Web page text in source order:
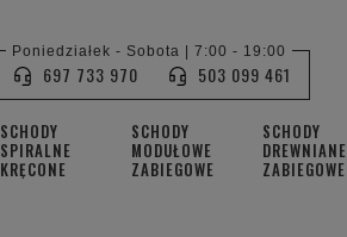
SCHODY
SPIRALNE
KRĘCONE
SCHODY
MODUŁOWE
ZABIEGOWE
SCHODY
DREWNIANE
ZABIEGOWE
Poniedziałek - Sobota | 7:00 - 19:00
697 733 970 503 099 461